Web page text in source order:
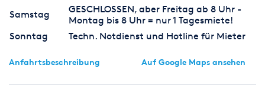
Samstag
GESCHLOSSEN, aber Freitag ab 8 Uhr -
Montag bis 8 Uhr = nur 1 Tagesmiete!
Sonntag
Techn. Notdienst und Hotline für Mieter
Anfahrtsbeschreibung Auf Google Maps ansehen